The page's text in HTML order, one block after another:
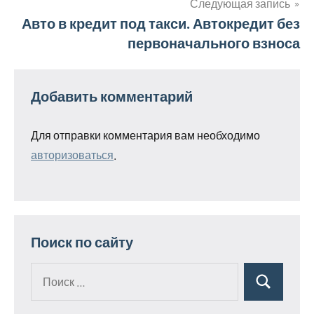
Следующая запись
Авто в кредит под такси. Автокредит без
первоначального взноса
Добавить комментарий
Для отправки комментария вам необходимо
авторизоваться
Поиск по сайту
Поиск